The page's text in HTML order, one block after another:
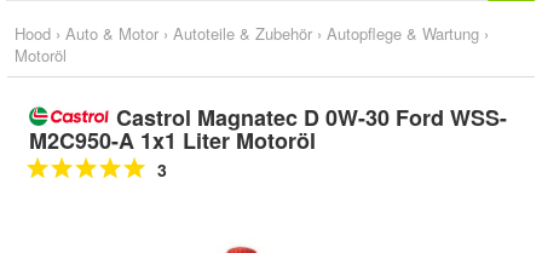
Hood › Auto & Motor › Autoteile & Zubehör › Autopflege & Wartung ›
Motoröl
Castrol Magnatec D 0W-30 Ford WSS-
M2C950-A 1x1 Liter Motoröl
3